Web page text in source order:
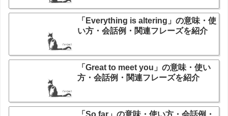
「Everything is altering」の意味・使
い方・会話例・関連フレーズを紹介
「Great to meet you」の意味・使い
方・会話例・関連フレーズを紹介